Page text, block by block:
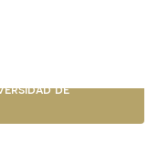
de